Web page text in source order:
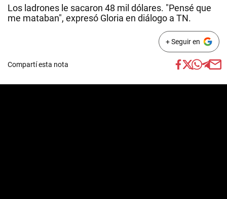
Los ladrones le sacaron 48 mil dólares. "Pensé que
me mataban", expresó Gloria en diálogo a TN.
+ Seguir en
Compartí esta nota